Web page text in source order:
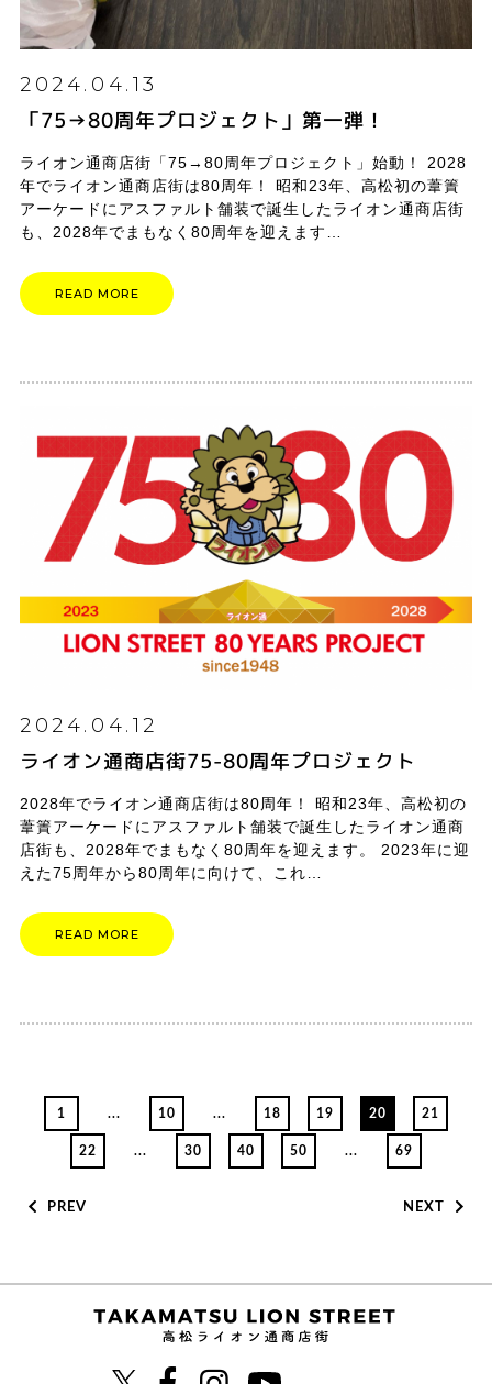
2024.04.13
「75→80周年プロジェクト」第一弾！
ライオン通商店街「75→80周年プロジェクト」始動！ 2028
年でライオン通商店街は80周年！ 昭和23年、高松初の葦簀
アーケードにアスファルト舗装で誕生したライオン通商店街
も、2028年でまもなく80周年を迎えます…
READ MORE
2024.04.12
ライオン通商店街75-80周年プロジェクト
2028年でライオン通商店街は80周年！ 昭和23年、高松初の
葦簀アーケードにアスファルト舗装で誕生したライオン通商
店街も、2028年でまもなく80周年を迎えます。 2023年に迎
えた75周年から80周年に向けて、これ…
READ MORE
1
PREV
... 10 ... 18 19 20 21
22 ... 30 40 50 ...
NEXT
69